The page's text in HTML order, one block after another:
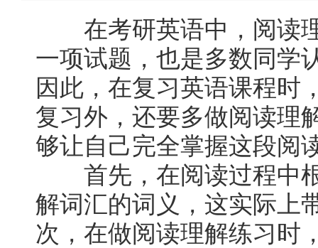
在考研英语中，阅读理
一项试题，也是多数同学
因此，在复习英语课程时
复习外，还要多做阅读理
够让自己完全掌握这段阅
首先，在阅读过程中根
解词汇的词义，这实际上
次，在做阅读理解练习时